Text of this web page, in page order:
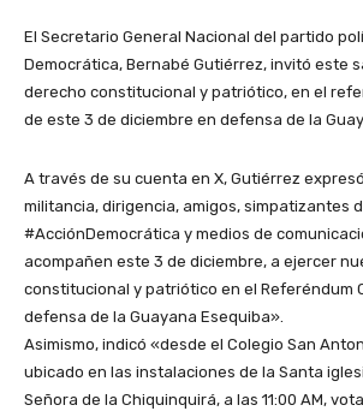
El Secretario General Nacional del partido
Democrática, Bernabé Gutiérrez, invitó este
derecho constitucional y patriótico, en el
de este 3 de diciembre en defensa de la
A través de su cuenta en X, Gutiérrez
militancia, dirigencia, amigos, simpatizantes
#AcciónDemocrática y medios de
acompañen este 3 de diciembre, a ejercer
constitucional y patriótico en el Referéndum
defensa de la Guayana Esequiba».
Asimismo, indicó «desde el Colegio San
ubicado en las instalaciones de la Santa
Señora de la Chiquinquirá, a las 11:00 AM,